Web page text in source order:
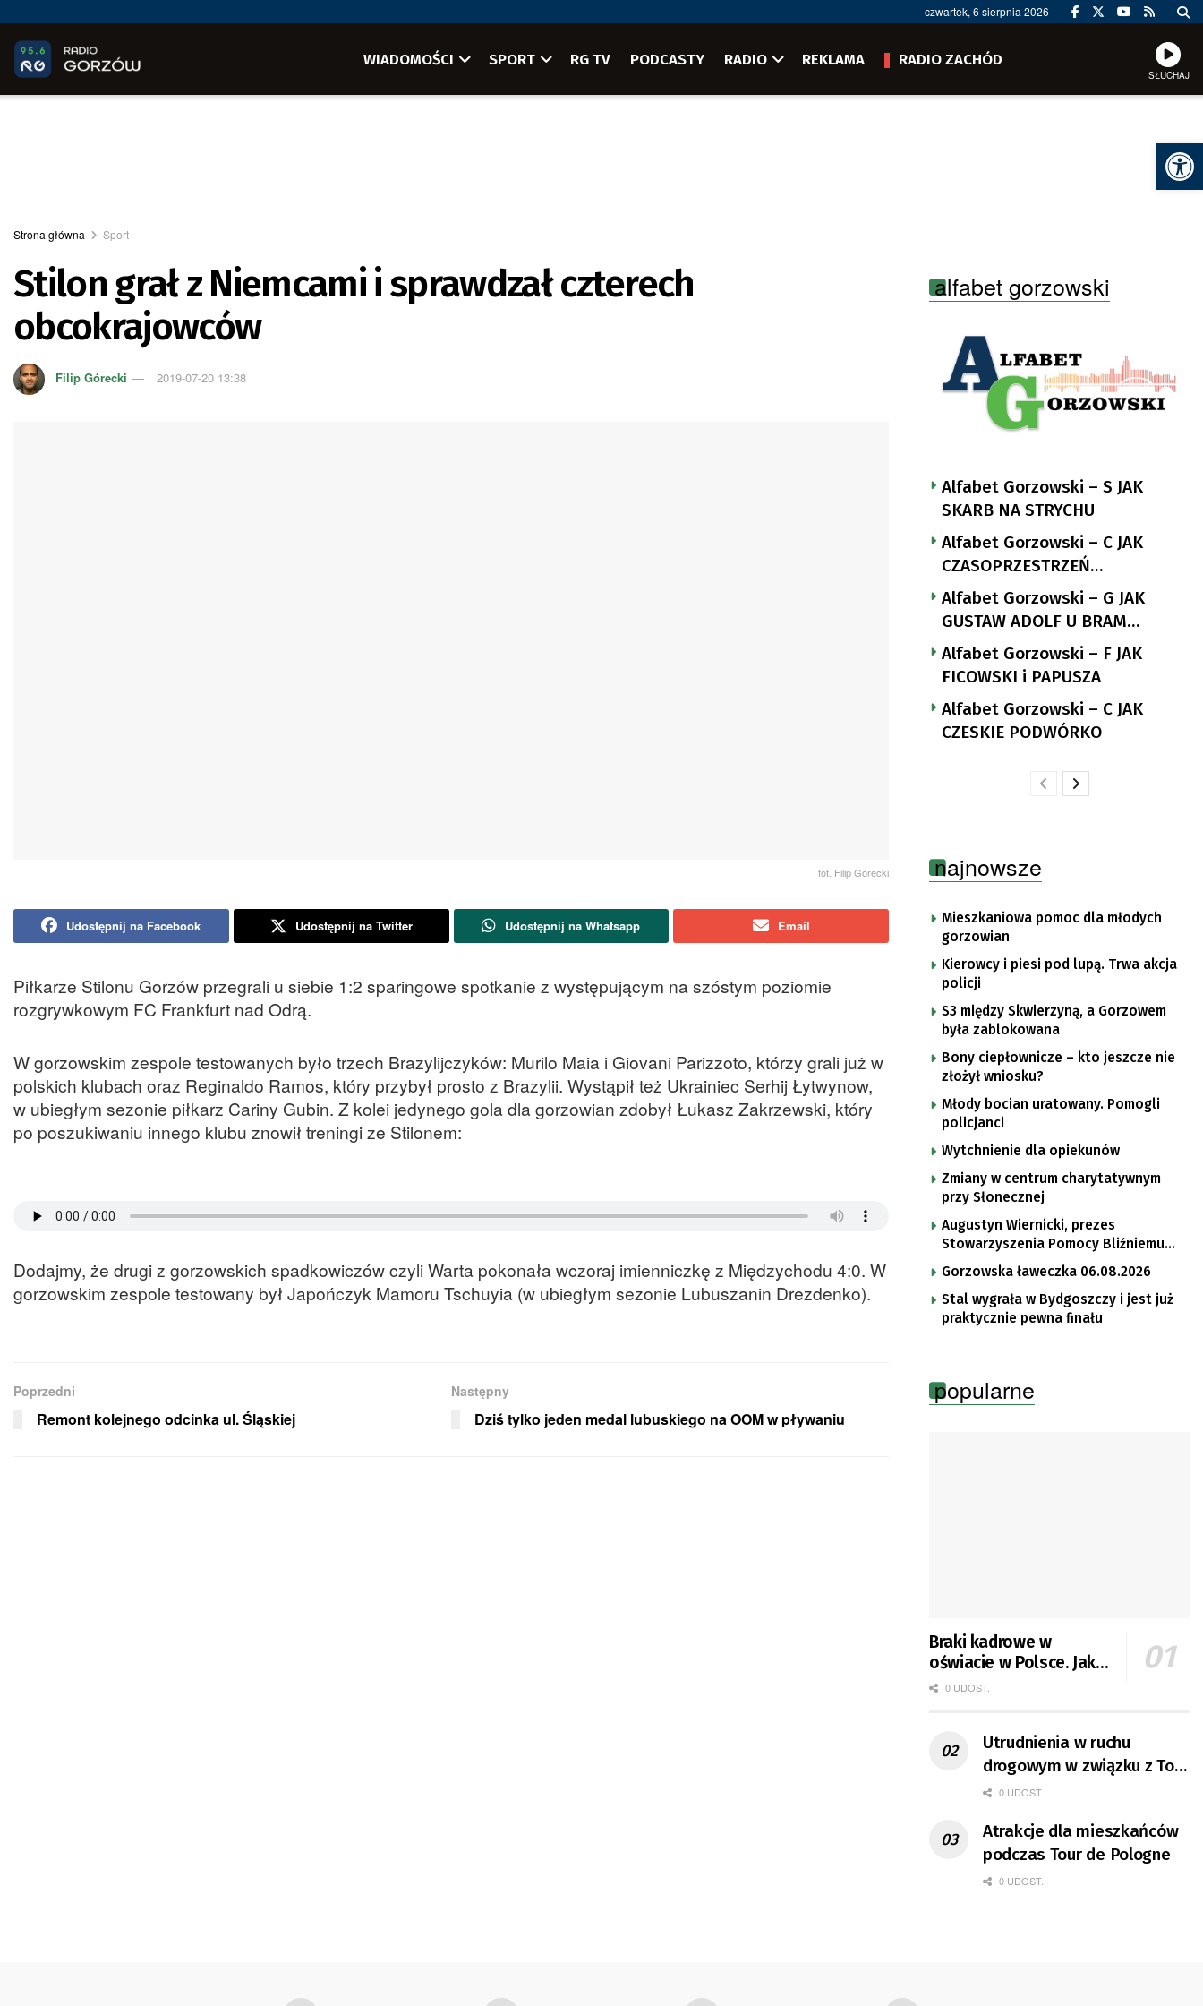
czwartek, 6 sierpnia 2026
WIADOMOŚCI SPORT RG TV PODCASTY RADIO REKLAMA RADIO ZACHÓD
SŁUCHAJ
Strona główna Sport
Stilon grał z Niemcami i sprawdzał czterech
obcokrajowców
Filip Górecki 2019-07-20 13:38
fot. Filip Górecki
Udostępnij na Facebook Udostępnij na Twitter Udostępnij na Whatsapp Email
Piłkarze Stilonu Gorzów przegrali u siebie 1:2 sparingowe spotkanie z występującym na szóstym poziomie
rozgrywkowym FC Frankfurt nad Odrą.
W gorzowskim zespole testowanych było trzech Brazylijczyków: Murilo Maia i Giovani Parizzoto, którzy grali już w
polskich klubach oraz Reginaldo Ramos, który przybył prosto z Brazylii. Wystąpił też Ukrainiec Serhij Łytwynow,
w ubiegłym sezonie piłkarz Cariny Gubin. Z kolei jedynego gola dla gorzowian zdobył Łukasz Zakrzewski, który
po poszukiwaniu innego klubu znowił treningi ze Stilonem:
Dodajmy, że drugi z gorzowskich spadkowiczów czyli Warta pokonała wczoraj imienniczkę z Międzychodu 4:0. W
gorzowskim zespole testowany był Japończyk Mamoru Tschuyia (w ubiegłym sezonie Lubuszanin Drezdenko).
Poprzedni
Remont kolejnego odcinka ul. Śląskiej
Następny
Dziś tylko jeden medal lubuskiego na OOM w pływaniu
alfabet gorzowski
Alfabet Gorzowski – S JAK
SKARB NA STRYCHU
Alfabet Gorzowski – C JAK
CZASOPRZESTRZEŃ
NUTTGENSA
Alfabet Gorzowski – G JAK
GUSTAW ADOLF U BRAM
LANDSBERGA
Alfabet Gorzowski – F JAK
FICOWSKI i PAPUSZA
Alfabet Gorzowski – C JAK
CZESKIE PODWÓRKO
najnowsze
Mieszkaniowa pomoc dla młodych
gorzowian
Kierowcy i piesi pod lupą. Trwa akcja
policji
S3 między Skwierzyną, a Gorzowem
była zablokowana
Bony ciepłownicze – kto jeszcze nie
złożył wniosku?
Młody bocian uratowany. Pomogli
policjanci
Wytchnienie dla opiekunów
Zmiany w centrum charytatywnym
przy Słonecznej
Augustyn Wiernicki, prezes
Stowarzyszenia Pomocy Bliźniemu
im. Brata Krystyna
Gorzowska ławeczka 06.08.2026
Stal wygrała w Bydgoszczy i jest już
praktycznie pewna finału
popularne
Braki kadrowe w
oświacie w Polsce. Jak
jest w Gorzowie?
0 UDOST.
Utrudnienia w ruchu
drogowym w związku z Tour
de Pologne
0 UDOST.
Atrakcje dla mieszkańców
podczas Tour de Pologne
0 UDOST.